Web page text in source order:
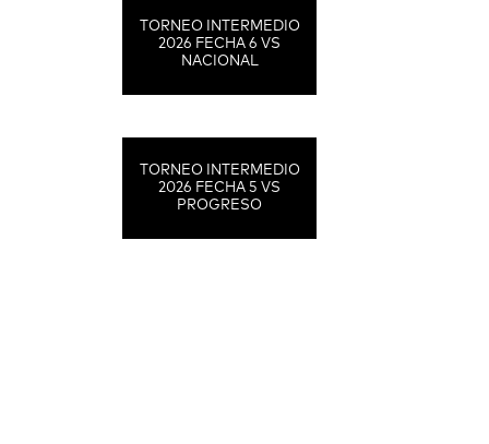
TORNEO INTERMEDIO
2026 FECHA 6 VS
NACIONAL
TORNEO INTERMEDIO
2026 FECHA 5 VS
PROGRESO